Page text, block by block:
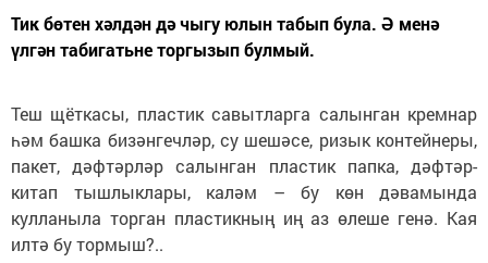
Тик бөтен хәлдән дә чыгу юлын табып була. Ә менә
үлгән табигатьне торгызып булмый.
Теш щёткасы, пластик савытларга салынган кремнар
һәм башка бизәнгечләр, су шешәсе, ризык контейнеры,
пакет, дәфтәрләр салынган пластик папка, дәфтәр-
китап тышлыклары, каләм – бу көн дәвамында
кулланыла торган пластикның иң аз өлеше генә. Кая
илтә бу тормыш?..